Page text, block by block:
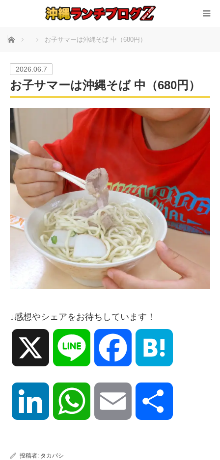
ホーム お子サマーは沖縄そば 中（680円）
2026.06.7
お子サマーは沖縄そば 中（680円）
↓感想やシェアをお待ちしています！
Line Facebook
LinkedIn WhatsApp Email
投稿者: タカバシ